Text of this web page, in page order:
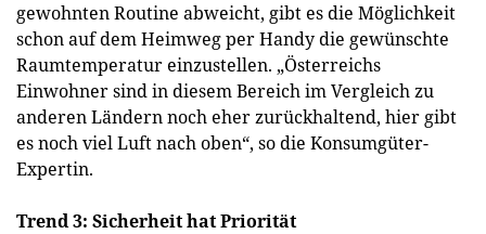
gewohnten Routine abweicht, gibt es die Möglichkeit
schon auf dem Heimweg per Handy die gewünschte
Raumtemperatur einzustellen. „Österreichs
Einwohner sind in diesem Bereich im Vergleich zu
anderen Ländern noch eher zurückhaltend, hier gibt
es noch viel Luft nach oben“, so die Konsumgüter-
Expertin.
Trend 3: Sicherheit hat Priorität